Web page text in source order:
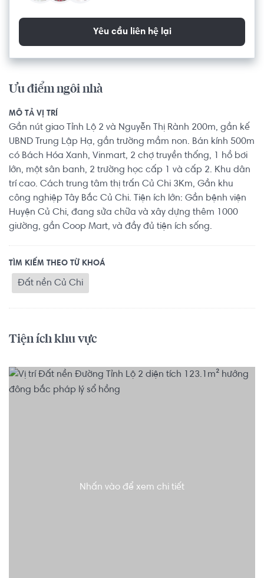
Yêu cầu liên hệ lại
Ưu điểm ngôi nhà
MÔ TẢ VỊ TRÍ
Gần nút giao Tỉnh Lộ 2 và Nguyễn Thị Rành 200m, gần kế
UBND Trung Lập Hạ, gần trường mầm non. Bán kính 500m
có Bách Hóa Xanh, Vinmart, 2 chợ truyền thống, 1 hồ bơi
lớn, một sân banh, 2 trường học cấp 1 và cấp 2. Khu dân
trí cao. Cách trung tâm thị trấn Củ Chi 3Km, Gần khu
công nghiệp Tây Bắc Củ Chi. Tiện ích lớn: Gần bệnh viện
Huyện Củ Chi, đang sửa chữa và xây dựng thêm 1000
giường, gần Coop Mart, và đầy đủ tiện ích sống.
TÌM KIẾM THEO TỪ KHOÁ
Đất nền Củ Chi
Tiện ích khu vực
Nhấn vào để xem chi tiết